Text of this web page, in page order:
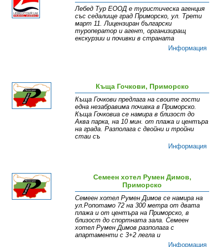
Лебед Тур ЕООД е туристическа агенция
със седалище град Приморско, ул. Трети
март 11. Лицензиран български
туроператор и агент, организиращ
екскурзии и почивки в страната
Информация
Къща Гочкови, Приморско
Къща Гочкови предлага на своите гости
една незабравима почивка в Приморско.
Къща Гочковиа се намира в близост до
Аква парка, на 10 мин. от плажа и центъра
на града. Разполага с двойни и тройни
стаи съ
Информация
Семеен хотел Румен Димов,
Приморско
Семеен хотел Румен Димов се намира на
ул.Ропотамо 72 на 300 метра от двата
плажа и от центъра на Приморско, в
близост до спортната зала. Семеен
хотел Румен Димов разполага с
апартаменти с 3+2 легла и
Информация